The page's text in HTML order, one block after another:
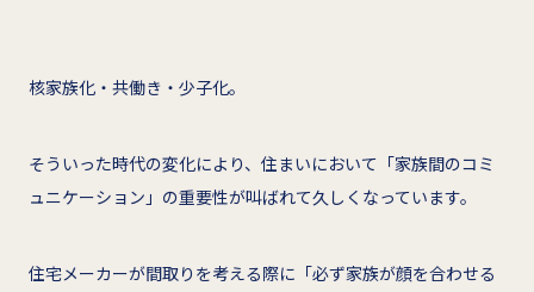
核家族化・共働き・少子化。
そういった時代の変化により、住まいにおいて「家族間のコミ
ュニケーション」の重要性が叫ばれて久しくなっています。
住宅メーカーが間取りを考える際に「必ず家族が顔を合わせる